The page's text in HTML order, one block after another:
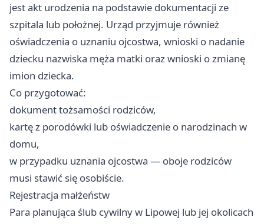
jest akt urodzenia na podstawie dokumentacji ze
szpitala lub położnej. Urząd przyjmuje również
oświadczenia o uznaniu ojcostwa, wnioski o nadanie
dziecku nazwiska męża matki oraz wnioski o zmianę
imion dziecka.
Co przygotować:
dokument tożsamości rodziców,
kartę z porodówki lub oświadczenie o narodzinach w
domu,
w przypadku uznania ojcostwa — oboje rodziców
musi stawić się osobiście.
Rejestracja małżeństw
Para planująca ślub cywilny w Lipowej lub jej okolicach